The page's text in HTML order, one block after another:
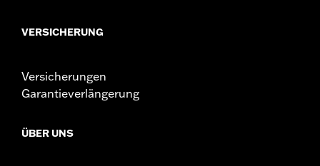
VERSICHERUNG
Versicherungen
Garantieverlängerung
ÜBER UNS